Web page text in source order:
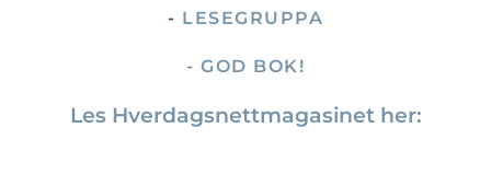
- LESEGRUPPA
- GOD BOK!
Les Hverdagsnettmagasinet her: